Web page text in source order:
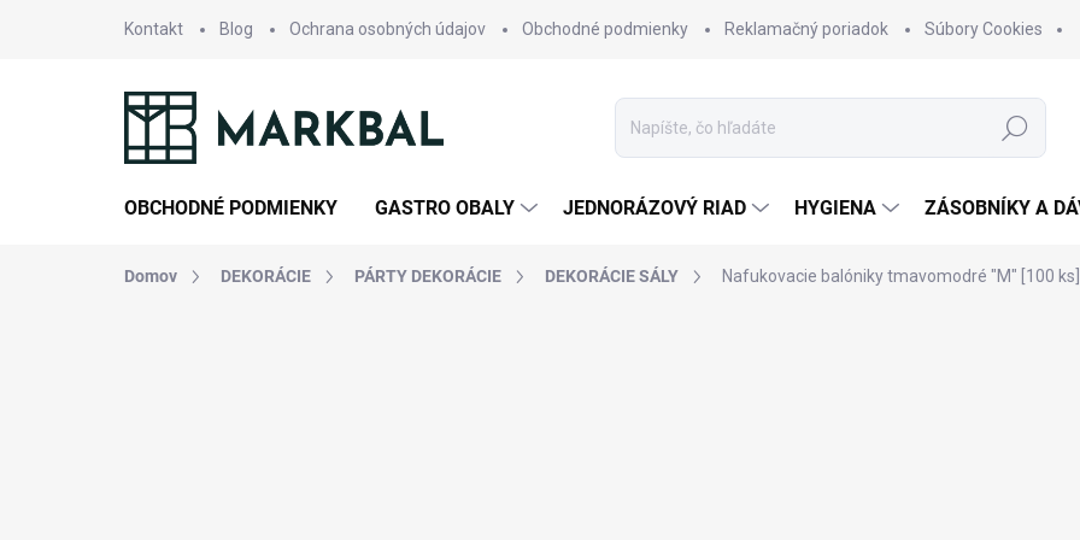
Kontakt Blog Ochrana osobných údajov Obchodné podmienky Reklamačný poriadok Súbory Cookies
Hľadať
OBCHODNÉ PODMIENKY GASTRO OBALY JEDNORÁZOVÝ RIAD HYGIENA ZÁSOBNÍKY A
Domov DEKORÁCIE PÁRTY DEKORÁCIE DEKORÁCIE SÁLY Nafukovacie balóniky tmavomodré "M" [100 ks]